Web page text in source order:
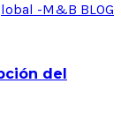
del